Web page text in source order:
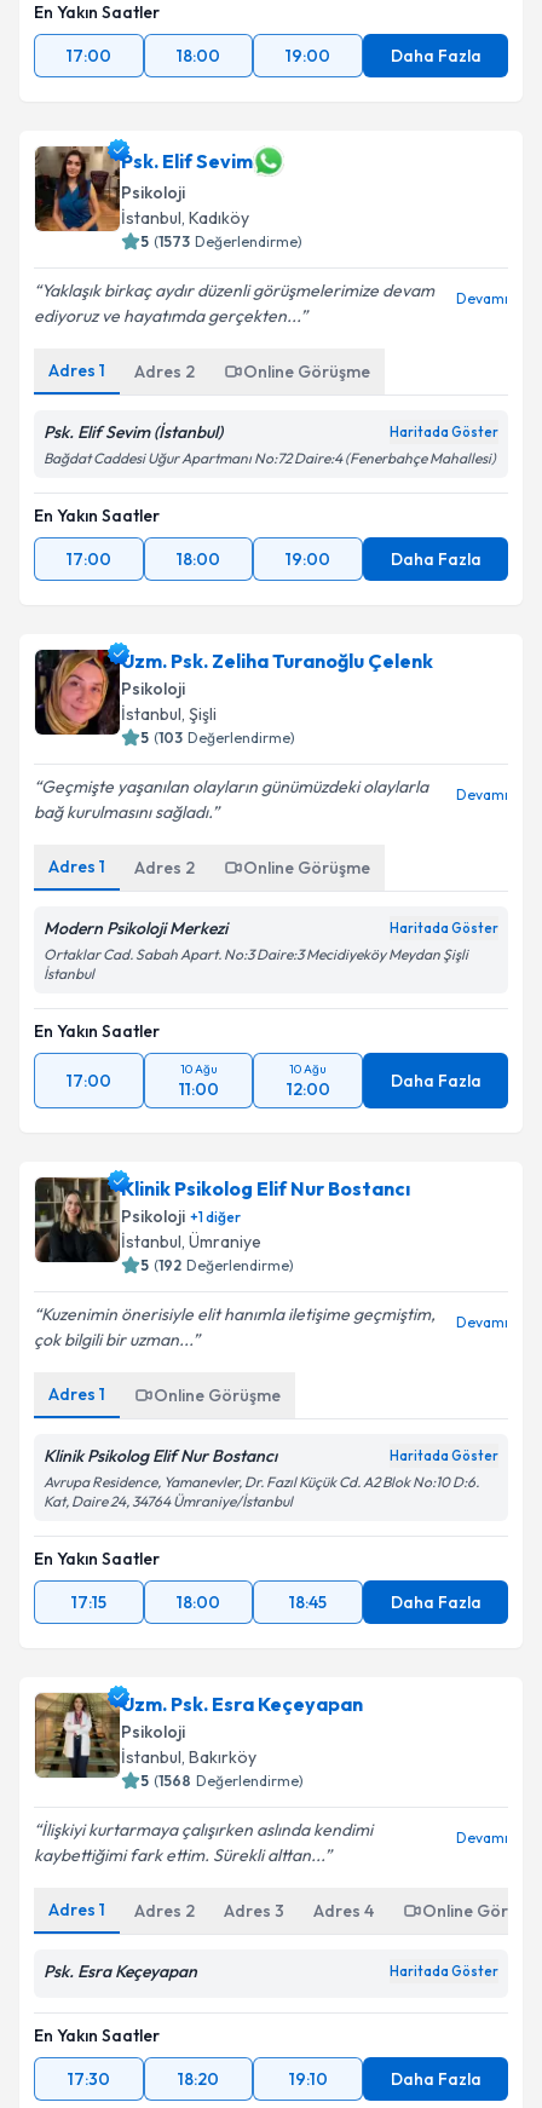
En Yakın Saatler
17:00
18:00 19:00 Daha Fazla
Psk. Elif Sevim
Psikoloji
İstanbul, Kadıköy
5 (1573 Değerlendirme)
Yaklaşık birkaç aydır düzenli görüşmelerimize devam
ediyoruz ve hayatımda gerçekten...
Devamı
Adres 1 Adres 2 Online Görüşme
Psk. Elif Sevim (İstanbul) Haritada Göster
Bağdat Caddesi Uğur Apartmanı No:72 Daire:4 (Fenerbahçe Mahallesi)
En Yakın Saatler
17:00
18:00 19:00 Daha Fazla
Uzm. Psk. Zeliha Turanoğlu Çelenk
Psikoloji
İstanbul, Şişli
5 (103 Değerlendirme)
Geçmişte yaşanılan olayların günümüzdeki olaylarla
bağ kurulmasını sağladı.
Devamı
Adres 1 Adres 2 Online Görüşme
Modern Psikoloji Merkezi Haritada Göster
Ortaklar Cad. Sabah Apart. No:3 Daire:3 Mecidiyeköy Meydan Şişli
İstanbul
En Yakın Saatler
17:00
10 Ağu
11:00
10 Ağu
12:00 Daha Fazla
Klinik Psikolog Elif Nur Bostancı
Psikoloji +1diğer
İstanbul, Ümraniye
5 (192 Değerlendirme)
Kuzenimin önerisiyle elit hanımla iletişime geçmiştim,
çok bilgili bir uzman...
Devamı
Adres 1 Online Görüşme
Klinik Psikolog Elif Nur Bostancı Haritada Göster
Avrupa Residence, Yamanevler, Dr. Fazıl Küçük Cd. A2 Blok No:10 D:6.
Kat, Daire 24, 34764 Ümraniye/İstanbul
En Yakın Saatler
17:15
18:00 18:45 Daha Fazla
Uzm. Psk. Esra Keçeyapan
Psikoloji
İstanbul, Bakırköy
5 (1568 Değerlendirme)
İlişkiyi kurtarmaya çalışırken aslında kendimi
kaybettiğimi fark ettim. Sürekli alttan...
Devamı
Adres 1 Adres 2 Adres 3 Adres 4 Online
Psk. Esra Keçeyapan Haritada Göster
En Yakın Saatler
17:30
18:20 19:10 Daha Fazla